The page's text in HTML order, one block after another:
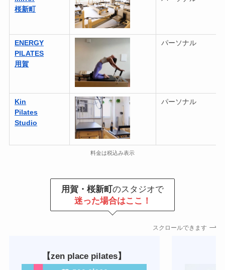
桜新町
ENERGY
PILATES
用賀
パーソナル
Kin
Pilates
Studio
パーソナル
料金は税込み表示
用賀・桜新町のスタジオで
迷った場合はここ！
スクロールできます
【zen place pilates】